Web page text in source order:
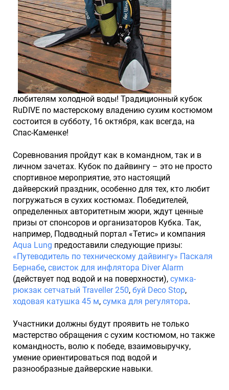
любителям холодной воды! Традиционный кубок
RuDIVE по мастерскому владению сухим костюмом
состоится в субботу, 16 октября, как всегда, на
Спас-Каменке!
Соревнования пройдут как в командном, так и в
личном зачетах. Кубок по дайвингу – это не просто
спортивное мероприятие, это настоящий
дайверский праздник, особенно для тех, кто любит
погружаться в сухих костюмах. Победителей,
определенных авторитетным жюри, ждут ценные
призы от спонсоров и организаторов Кубка. Так,
например, Подводный портал «Тетис» и компания
Aqua Lung предоставили следующие призы:
«Путеводитель по техническому дайвингу» Паскаля
Бернабе, свисток для инфлятора Diver Alarm
(действует под водой и на поверхности), сумка-
рюкзак сетчатый Traveller 250, буй Deco Stop,
ходовая катушка 45 м, сумка для регулятора.
Участники должны будут проявить не только
мастерство обращения с сухим костюмом, но также
командность, волю к победе, взаимовыручку,
умение ориентироваться под водой и
разнообразные дайверские навыки.